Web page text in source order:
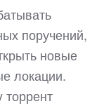
поручений,
новые
локации.
торрент